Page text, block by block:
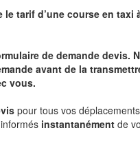
tarif d’une course en taxi
de demande devis.
avant de la
vous.
pour tous vos déplacements
instantanément de